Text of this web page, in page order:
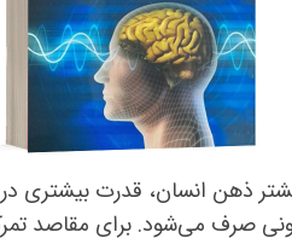
ذهن انسان، قدرت
صرف می‌شود. برای مقاصد